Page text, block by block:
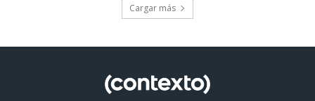
Cargar más